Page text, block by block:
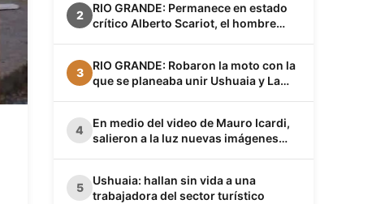
PATAGONIA
2
RIO GRANDE: Permanece en estado
crítico Alberto Scariot, el hombre
3
RIO GRANDE: Robaron la moto con la
que se planeaba unir Ushuaia y La
4
En medio del video de Mauro Icardi,
salieron a la luz nuevas imágenes
5
Ushuaia: hallan sin vida a una
trabajadora del sector turístico